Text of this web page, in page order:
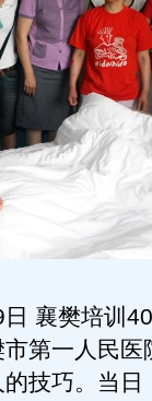
襄樊培训
第一人民医
技巧。当日